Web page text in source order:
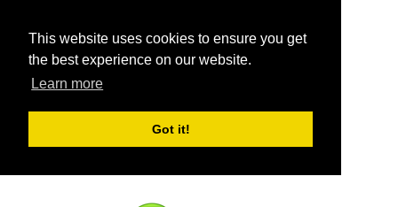
This website uses cookies to ensure you get
the best experience on our website.
Learn more
Got it!